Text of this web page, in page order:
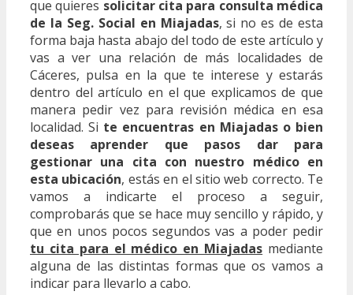
que quieres solicitar cita para consulta médica
de la Seg. Social en Miajadas, si no es de esta
forma baja hasta abajo del todo de este artículo y
vas a ver una relación de más localidades de
Cáceres, pulsa en la que te interese y estarás
dentro del artículo en el que explicamos de que
manera pedir vez para revisión médica en esa
localidad. Si te encuentras en Miajadas o bien
deseas aprender que pasos dar para
gestionar una cita con nuestro médico en
esta ubicación, estás en el sitio web correcto. Te
vamos a indicarte el proceso a seguir,
comprobarás que se hace muy sencillo y rápido, y
que en unos pocos segundos vas a poder pedir
tu cita para el médico en Miajadas mediante
alguna de las distintas formas que os vamos a
indicar para llevarlo a cabo.